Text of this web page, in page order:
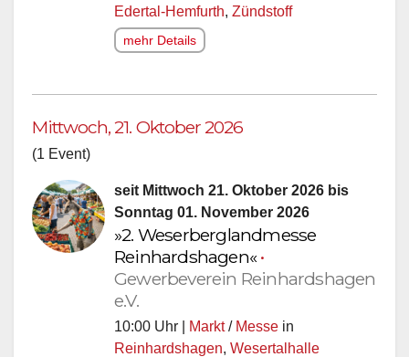
Edertal-Hemfurth, Zündstoff
mehr Details
Mittwoch, 21. Oktober 2026
(1 Event)
seit Mittwoch 21. Oktober 2026 bis
Sonntag 01. November 2026
»2. Weserberglandmesse
Reinhardshagen«•
Gewerbeverein Reinhardshagen
e.V.
10:00 Uhr | Markt/ Messe in
Reinhardshagen, Wesertalhalle